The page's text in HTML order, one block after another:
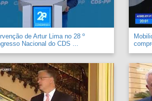
de Artur Lima no 28 º
Nacional do CDS ...